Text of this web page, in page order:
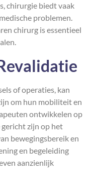
chirurgie biedt vaak
problemen.
chirurg is essentieel
of operaties, kan
om hun mobiliteit en
ontwikkelen op
zijn op het
bewegingsbereik en
en begeleiding
aanzienlijk